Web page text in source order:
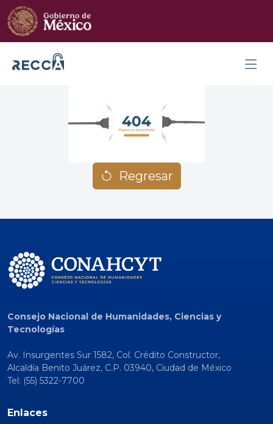
Regresar
Consejo Nacional de Humanidades, Ciencias y
Tecnologías
Av. Insurgentes Sur 1582, Col. Crédito Constructor,
Alcaldía Benito Juárez, C.P. 03940, Ciudad de México
Tel: (55) 5322-7700
Enlaces